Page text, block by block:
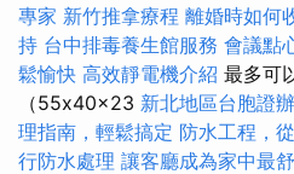
專家 新竹推拿療程 離婚時如何
持 台中排毒養生館服務 會議點
鬆愉快 高效靜電機介紹 最多可
（55x40x23 新北地區台胞證
理指南，輕鬆搞定 防水工程，
行防水處理 讓客廳成為家中最